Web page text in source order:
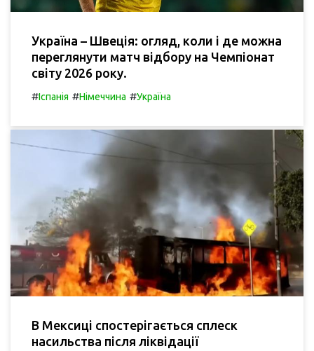
Україна – Швеція: огляд, коли і де можна
переглянути матч відбору на Чемпіонат
світу 2026 року.
#Іспанія #Німеччина #Україна
В Мексиці спостерігається сплеск
насильства після ліквідації